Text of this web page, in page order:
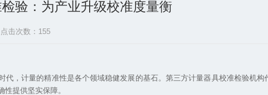
验：为产业升级校准度量衡
点击次数：155
计量的精准性是各个领域稳健发展的基石。第三方计量器具校准检验机构
提供坚实保障。